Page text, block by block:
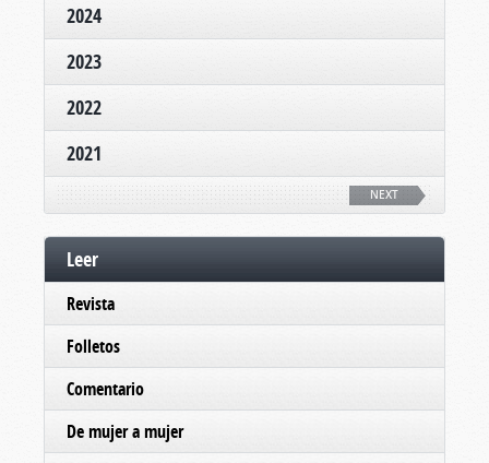
2024
2023
2022
2021
NEXT
Leer
Revista
Folletos
Comentario
De mujer a mujer